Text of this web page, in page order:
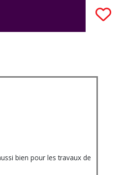
bien pour les travaux de